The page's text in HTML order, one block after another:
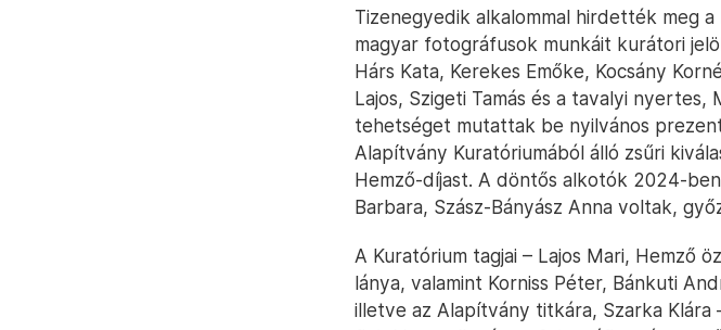
Tizenegyedik alkalommal hirdették meg a
magyar fotográfusok munkáit kurátori
Hárs Kata, Kerekes Emőke, Kocsány
Lajos, Szigeti Tamás és a tavalyi
tehetséget mutattak be nyilvános
Alapítvány Kuratóriumából álló zsűri
Hemző-díjast. A döntős alkotók 2024-
Barbara, Szász-Bányász Anna voltak,
A Kuratórium tagjai – Lajos Mari, Hemző
lánya, valamint Korniss Péter, Bánkuti
illetve az Alapítvány titkára, Szarka